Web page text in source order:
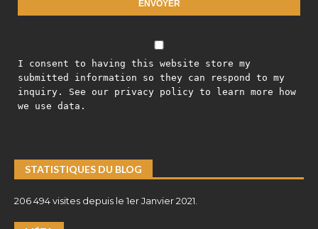
I consent to having this website store my
submitted information so they can respond to my
inquiry. See our privacy policy to learn more how
we use data.
STATISTIQUES DU BLOG
206 494 visites depuis le 1er Janvier 2021.